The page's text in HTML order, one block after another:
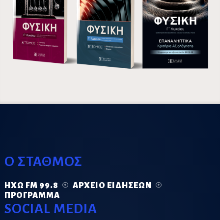
Ο ΣΤΑΘΜΟΣ
ΗΧΏ FM 99.8
ΑΡΧΕΊΟ ΕΙΔΉΣΕΩΝ
ΠΡΌΓΡΑΜΜΑ
SOCIAL MEDIA